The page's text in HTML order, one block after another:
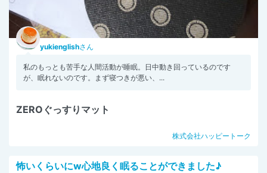
yukienglishさん
私のもっとも苦手な人間活動が睡眠。日中動き回っているのです
が、眠れないのです。まず寝つきが悪い、...
ZEROぐっすりマット
株式会社ハッピートーク
怖いくらいにw心地良く眠ることができました♪